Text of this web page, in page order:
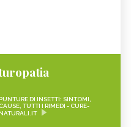
DI INSETTI: SINTOMI,
CAUSE, TUTTI I RIMEDI - CURE-